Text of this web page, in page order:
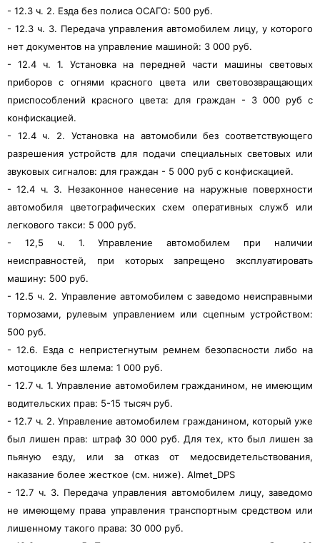
- 12.3 ч. 2. Езда без полиса ОСАГО: 500 руб.
- 12.3 ч. 3. Передача управления автомобилем лицу, у которого
нет документов на управление машиной: 3 000 руб.
- 12.4 ч. 1. Установка на передней части машины световых
приборов с огнями красного цвета или световозвращающих
приспособлений красного цвета: для граждан - 3 000 руб с
конфискацией.
- 12.4 ч. 2. Установка на автомобили без соответствующего
разрешения устройств для подачи специальных световых или
звуковых сигналов: для граждан - 5 000 руб с конфискацией.
- 12.4 ч. 3. Незаконное нанесение на наружные поверхности
автомобиля цветографических схем оперативных служб или
легкового такси: 5 000 руб.
- 12,5 ч. 1. Управление автомобилем при наличии
неисправностей, при которых запрещено эксплуатировать
машину: 500 руб.
- 12.5 ч. 2. Управление автомобилем с заведомо неисправными
тормозами, рулевым управлением или сцепным устройством:
500 руб.
- 12.6. Езда с непристегнутым ремнем безопасности либо на
мотоцикле без шлема: 1 000 руб.
- 12.7 ч. 1. Управление автомобилем гражданином, не имеющим
водительских прав: 5-15 тысяч руб.
- 12.7 ч. 2. Управление автомобилем гражданином, который уже
был лишен прав: штраф 30 000 руб. Для тех, кто был лишен за
пьяную езду, или за отказ от медосвидетельствования,
наказание более жесткое (см. ниже). Almet_DPS
- 12.7 ч. 3. Передача управления автомобилем лицу, заведомо
не имеющему права управления транспортным средством или
лишенному такого права: 30 000 руб.